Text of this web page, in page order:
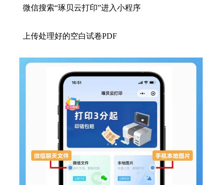
微信搜索“琢贝云打印”进入小程序
上传处理好的空白试卷PDF